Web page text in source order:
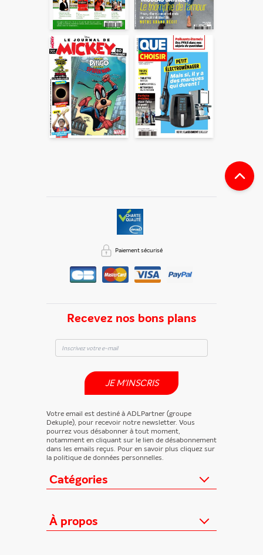
En partageant du contenu, vous acceptez que ces
informations soient traitées par ADLPartner (groupe
Dékuple), responsable de traitement, pour donner suite à
votre demande de recommandation auprès de votre ami.
Vous certifiez également ne pas envoyer d’email indésirable.
Votre adresse email et celle de votre ami ne sont utilisées que
pour cet envoi à la suite duquel elles seront
automatiquement supprimées. Pour en savoir plus, consultez
notre rubrique "Données personnelles
Catégories
Loisirs/Culture
À propos
Recevez nos bons plans
JE M'INSCRIS
Votre email est destiné à ADLPartner (groupe
Dekuple), pour recevoir notre newsletter. Vous
pourrez vous désabonner à tout moment,
notamment en cliquant sur le lien de désabonnement
dans les emails reçus. Pour en savoir plus cliquez sur
la politique de données personnelles.
Paiement sécurisé